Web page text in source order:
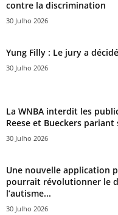
contre la discrimination
30 Julho 2026
Yung Filly : Le jury a
30 Julho 2026
La WNBA interdit les
Reese et Bueckers pariant
30 Julho 2026
Une nouvelle application
pourrait révolutionner le
l’autisme...
30 Julho 2026